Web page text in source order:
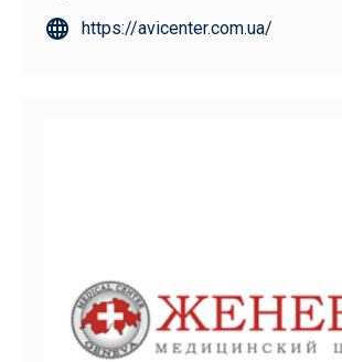
https://avicenter.com.ua/